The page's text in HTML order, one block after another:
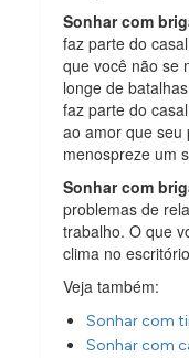
Sonhar com
faz parte do
que você não se
longe de
faz parte do
ao amor que seu
menospreze um
Sonhar com
problemas de
trabalho. O que
clima no
Veja também:
Sonhar com
Sonhar com